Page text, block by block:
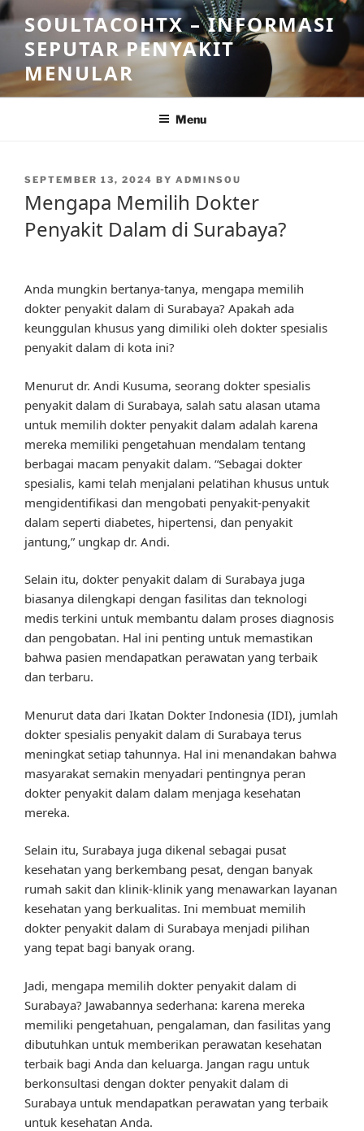
Skip
to
content
SOULTACOHTX – INFORMASI
SEPUTAR PENYAKIT
MENULAR
Menu
POSTED
SEPTEMBER 13, 2024 BY ADMINSOU
Mengapa Memilih Dokter
Penyakit Dalam di Surabaya?
Anda mungkin bertanya-tanya, mengapa memilih
dokter penyakit dalam di Surabaya? Apakah ada
keunggulan khusus yang dimiliki oleh dokter spesialis
penyakit dalam di kota ini?
Menurut dr. Andi Kusuma, seorang dokter spesialis
penyakit dalam di Surabaya, salah satu alasan utama
untuk memilih dokter penyakit dalam adalah karena
mereka memiliki pengetahuan mendalam tentang
berbagai macam penyakit dalam. “Sebagai dokter
spesialis, kami telah menjalani pelatihan khusus untuk
mengidentifikasi dan mengobati penyakit-penyakit
dalam seperti diabetes, hipertensi, dan penyakit
jantung,” ungkap dr. Andi.
Selain itu, dokter penyakit dalam di Surabaya juga
biasanya dilengkapi dengan fasilitas dan teknologi
medis terkini untuk membantu dalam proses diagnosis
dan pengobatan. Hal ini penting untuk memastikan
bahwa pasien mendapatkan perawatan yang terbaik
dan terbaru.
Menurut data dari Ikatan Dokter Indonesia (IDI), jumlah
dokter spesialis penyakit dalam di Surabaya terus
meningkat setiap tahunnya. Hal ini menandakan bahwa
masyarakat semakin menyadari pentingnya peran
dokter penyakit dalam dalam menjaga kesehatan
mereka.
Selain itu, Surabaya juga dikenal sebagai pusat
kesehatan yang berkembang pesat, dengan banyak
rumah sakit dan klinik-klinik yang menawarkan layanan
kesehatan yang berkualitas. Ini membuat memilih
dokter penyakit dalam di Surabaya menjadi pilihan
yang tepat bagi banyak orang.
Jadi, mengapa memilih dokter penyakit dalam di
Surabaya? Jawabannya sederhana: karena mereka
memiliki pengetahuan, pengalaman, dan fasilitas yang
dibutuhkan untuk memberikan perawatan kesehatan
terbaik bagi Anda dan keluarga. Jangan ragu untuk
berkonsultasi dengan dokter penyakit dalam di
Surabaya untuk mendapatkan perawatan yang terbaik
untuk kesehatan Anda.